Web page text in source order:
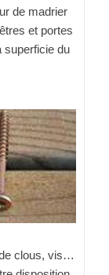
de madrier
et portes
superficie du
clous, vis…